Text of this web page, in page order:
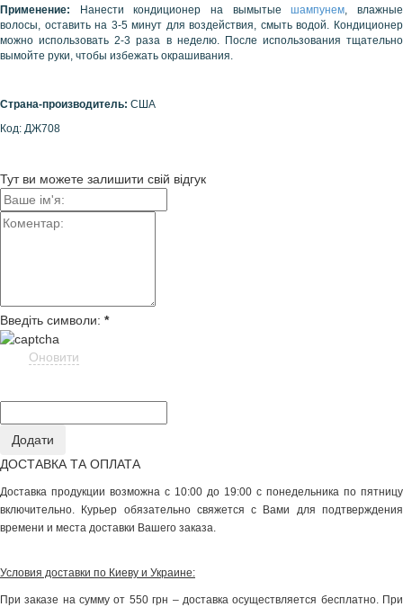
Применение:
Нанести кондиционер на вымытыешампунем, влажные
волосы, оставить на 3-5 минут для воздействия, смыть водой. Кондиционер
можно использовать 2-3 раза в неделю. После использования тщательно
вымойте руки, чтобы избежать окрашивания.
Страна-производитель: США
Код: ДЖ708
Тут ви можете залишити свій відгук
Введіть символи: *
Оновити
ДОСТАВКА ТА ОПЛАТА
Доставка продукции возможна с 10:00 до 19:00 с понедельника по пятницу
включительно. Курьер обязательно свяжется с Вами для подтверждения
времени и места доставки Вашего заказа.
Условия доставки по Киеву и Украине:
При заказе на сумму от 550 грн – доставка осуществляется бесплатно. При